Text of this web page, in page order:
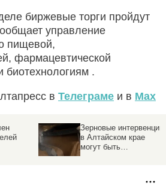
биржевые торги пройдут
управление
пищевой,
фармацевтической
.
в Телеграме и в Max
Зерновые интервенции
в Алтайском крае
могут быть